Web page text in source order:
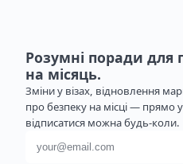
Розумні поради для
на місяць.
Зміни у візах, відновлення
про безпеку на місці — прямо
відписатися можна будь-коли.
Адреса електронної